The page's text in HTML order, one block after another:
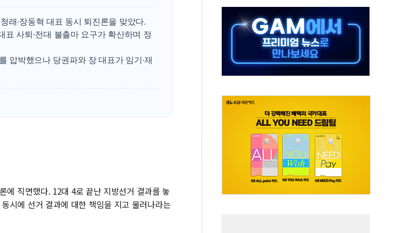
美 태양광 수입장벽에 한화큐셀·OCI '반색'…비중국산 부담은 변수
래·장동혁 대표 동시 퇴진론을 맞았다.
표 사퇴·전대 불출마 요구가 확산하며 정
압박했으나 당권파와 장 대표가 임기·재
에 직면했다. 12대 4로 끝난 지방선거 결과를 놓
시에 선거 결과에 대한 책임을 지고 물러나라는